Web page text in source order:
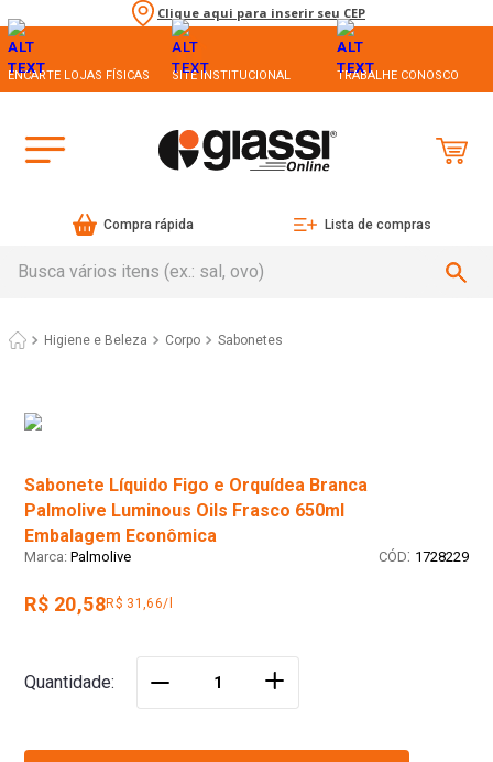
Clique aqui para inserir seu CEP
ENCARTE LOJAS FÍSICAS SITE INSTITUCIONAL TRABALHE CONOSCO
Compra rápida Lista de compras
Higiene e Beleza Corpo Sabonetes
Sabonete Líquido Figo e Orquídea Branca
Palmolive Luminous Oils Frasco 650ml
Embalagem Econômica
Palmolive : 1728229
R$ 20,58R$ 31,66/l
Quantidade ＋